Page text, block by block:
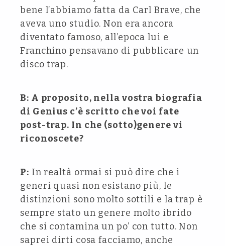
bene l’abbiamo fatta da Carl Brave, che
aveva uno studio. Non era ancora
diventato famoso, all’epoca lui e
Franchino pensavano di pubblicare un
disco trap.
B: A proposito, nella vostra biografia
di Genius c’è scritto che voi fate
post-trap. In che (sotto)genere vi
riconoscete?
P: In realtà ormai si può dire che i
generi quasi non esistano più, le
distinzioni sono molto sottili e la trap è
sempre stato un genere molto ibrido
che si contamina un po’ con tutto. Non
saprei dirti cosa facciamo, anche